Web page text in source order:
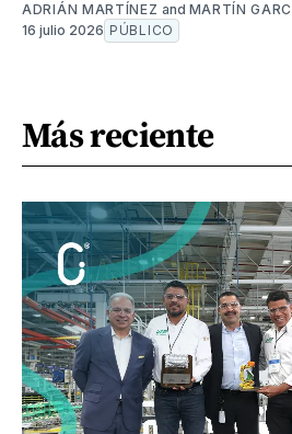
ADRIÁN MARTÍNEZ and MARTÍN
16 julio 2026 PÚBLICO
Más reciente